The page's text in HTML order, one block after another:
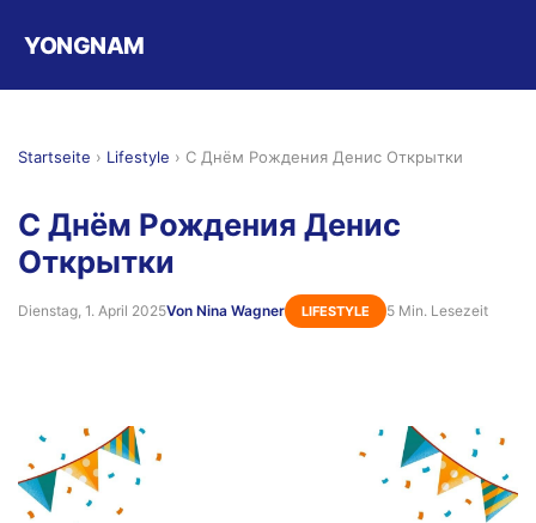
YONGNAM
Startseite › Lifestyle › С Днём Рождения Денис Открытки
С Днём Рождения Денис
Открытки
Dienstag, 1. April 2025Von Nina Wagner LIFESTYLE 5 Min. Lesezeit